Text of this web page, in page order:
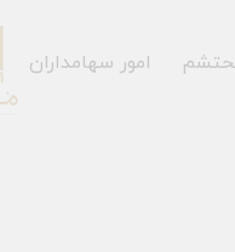
امور سهامداران